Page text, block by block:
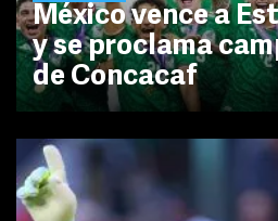
México vence a
y se proclama
de Concacaf